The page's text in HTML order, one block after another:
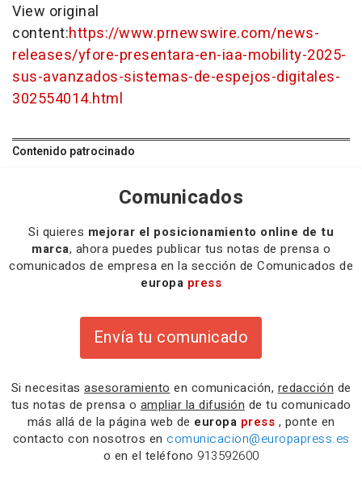
View original
content:https://www.prnewswire.com/news-
releases/yfore-presentara-en-iaa-mobility-2025-
sus-avanzados-sistemas-de-espejos-digitales-
302554014.html
Contenido patrocinado
Comunicados
Si quieres mejorar el posicionamiento online de tu
marca, ahora puedes publicar tus notas de prensa o
comunicados de empresa en la sección de Comunicados de
europa press
Envía tu comunicado
Si necesitas asesoramiento en comunicación, redacción de
tus notas de prensa o ampliar la difusión de tu comunicado
más allá de la página web de europa press , ponte en
contacto con nosotros en comunicacion@europapress.es
o en el teléfono 913592600